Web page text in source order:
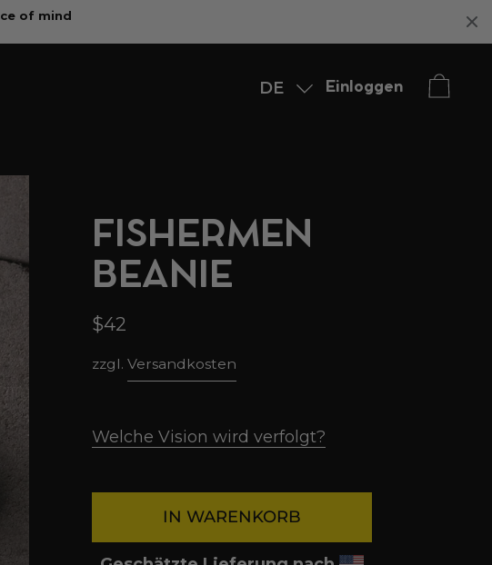
of mind
DE Einloggen
FISHERMEN
BEANIE
$42
zzgl. Versandkosten
Welche Vision wird verfolgt?
IN WARENKORB